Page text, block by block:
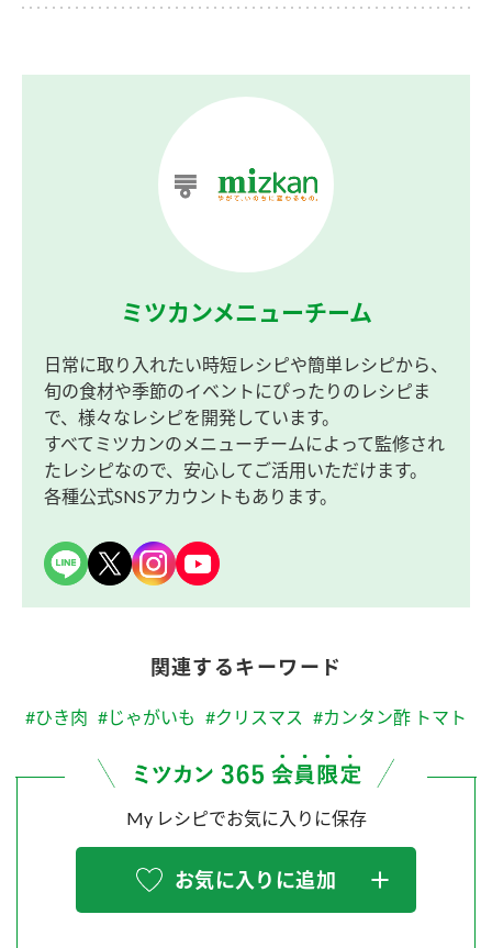
ミツカンメニューチーム
日常に取り入れたい時短レシピや簡単レシピから、
旬の食材や季節のイベントにぴったりのレシピま
で、様々なレシピを開発しています。
すべてミツカンのメニューチームによって監修され
たレシピなので、安心してご活用いただけます。
各種公式SNSアカウントもあります。
関連するキーワード
#ひき肉 #じゃがいも #クリスマス #カンタン酢 トマト
My レシピでお気に入りに保存
お気に入りに追加